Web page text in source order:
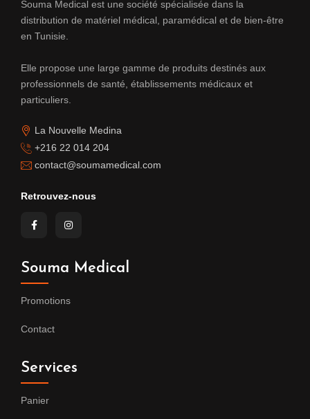
Souma Medical est une société spécialisée dans la
distribution de matériel médical, paramédical et de bien-être
en Tunisie.
Elle propose une large gamme de produits destinés aux
professionnels de santé, établissements médicaux et
particuliers.
La Nouvelle Medina
+216 22 014 204
contact@soumamedical.com
Retrouvez-nous
Souma Medical
Promotions
Contact
Services
Panier